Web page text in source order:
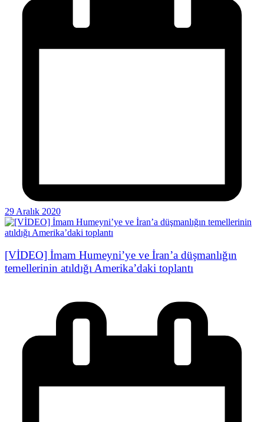
29 Aralık 2020
[VİDEO] İmam Humeyni’ye ve İran’a düşmanlığın
temellerinin atıldığı Amerika’daki toplantı